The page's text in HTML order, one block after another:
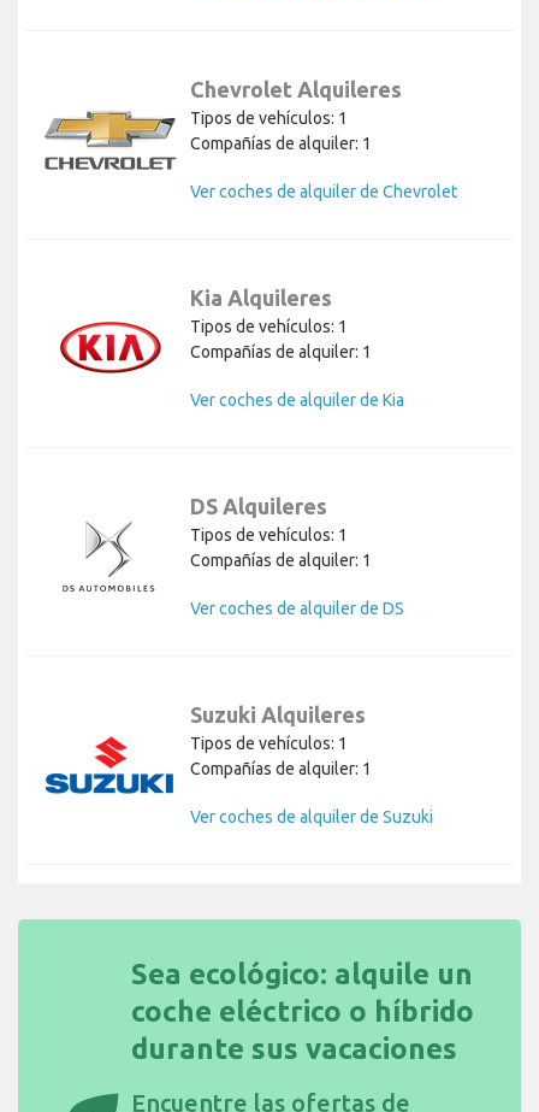
Chevrolet Alquileres
Tipos de vehículos: 1
Compañías de alquiler: 1
Ver coches de alquiler de Chevrolet
Kia Alquileres
Tipos de vehículos: 1
Compañías de alquiler: 1
Ver coches de alquiler de Kia
DS Alquileres
Tipos de vehículos: 1
Compañías de alquiler: 1
Ver coches de alquiler de DS
Suzuki Alquileres
Tipos de vehículos: 1
Compañías de alquiler: 1
Ver coches de alquiler de Suzuki
Sea ecológico: alquile un
coche eléctrico o híbrido
durante sus vacaciones
Encuentre las ofertas de